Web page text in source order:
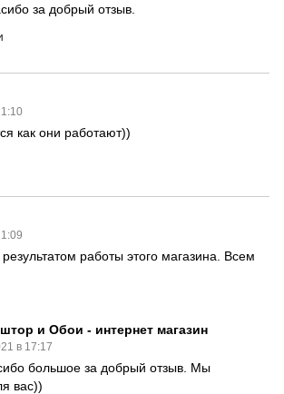
за добрый отзыв.
как они работают))
работы этого магазина. Всем
и Обои - интернет магазин
в 17:17
большое за добрый отзыв. Мы
вас))